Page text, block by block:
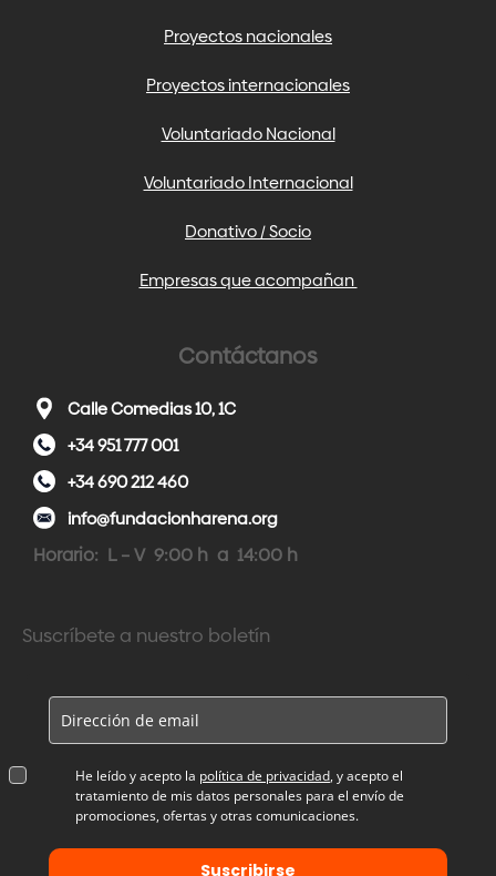
Proyectos nacionales
Proyectos internacionales
Voluntariado Nacional
Voluntariado Internacional
Donativo / Socio
Empresas que acompañan
Contáctanos
Calle Comedias 10, 1C
+34 951 777 001
+34 690 212 460
info@fundacionharena.org
Horario: L – V 9:00 h a 14:00 h
Suscríbete a nuestro boletín
He leído y acepto la política de privacidad, y acepto el
tratamiento de mis datos personales para el envío de
promociones, ofertas y otras comunicaciones.
Suscribirse